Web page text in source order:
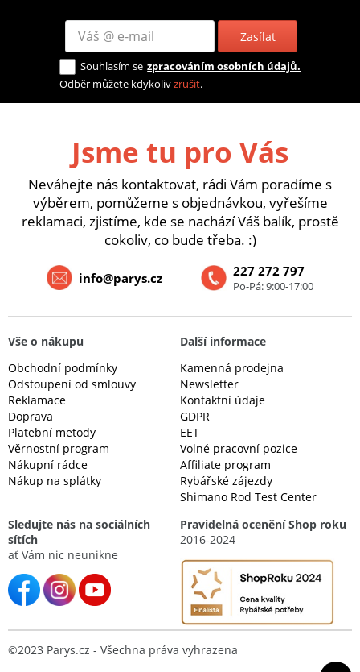
Zasílat
Souhlasím se zpracováním osobních údajů.
Odběr můžete kdykolivzrušit.
Jsme tu pro Vás
Neváhejte nás kontaktovat, rádi Vám poradíme s
výběrem, pomůžeme s objednávkou, vyřešíme
reklamaci, zjistíme, kde se nachází Váš balík, prostě
cokoliv, co bude třeba. :)
227 272 797
Po-Pá: 9:00-17:00
info@parys.cz
Vše o nákupu
Obchodní podmínky
Odstoupení od smlouvy
Reklamace
Doprava
Platební metody
Věrnostní program
Nákupní rádce
Nákup na splátky
Další informace
Kamenná prodejna
Newsletter
Kontaktní údaje
GDPR
EET
Volné pracovní pozice
Affiliate program
Rybářské zájezdy
Shimano Rod Test Center
Sledujte nás na sociálních
sítích
ať Vám nic neunikne
Pravidelná ocenění Shop roku
2016-2024
©2023 Parys.cz - Všechna práva vyhrazena